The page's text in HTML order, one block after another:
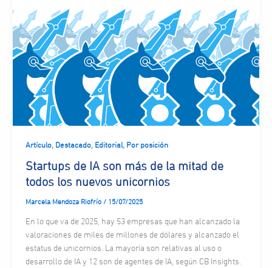
Artículo, Destacado, Editorial, Por posición
Startups de IA son más de la mitad de
todos los nuevos unicornios
Marcela Mendoza Riofrío / 15/07/2025
En lo que va de 2025, hay 53 empresas que han alcanzado la
valoraciones de miles de millones de dólares y alcanzado el
estatus de unicornios. La mayoría son relativas al uso o
desarrollo de IA y 12 son de agentes de IA, según CB Insights.